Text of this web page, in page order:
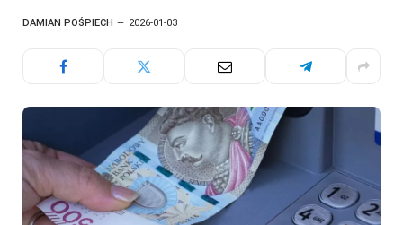
DAMIAN POŚPIECH 2026-01-03